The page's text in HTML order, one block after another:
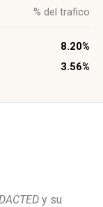
% del trafico
8.20%
3.56%
y su